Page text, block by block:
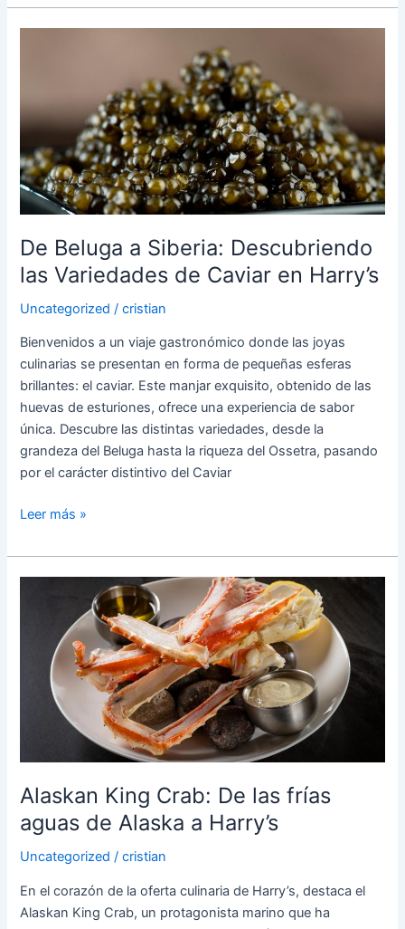
De Beluga a Siberia: Descubriendo
las Variedades de Caviar en Harry’s
Uncategorized /cristian
Bienvenidos a un viaje gastronómico donde las joyas
culinarias se presentan en forma de pequeñas esferas
brillantes: el caviar. Este manjar exquisito, obtenido de las
huevas de esturiones, ofrece una experiencia de sabor
única. Descubre las distintas variedades, desde la
grandeza del Beluga hasta la riqueza del Ossetra, pasando
por el carácter distintivo del Caviar
Descubriendo
las
Variedades
de
Caviar
Harry’s
Leer más »
Alaskan King Crab: De las frías
aguas de Alaska a Harry’s
Uncategorized /cristian
En el corazón de la oferta culinaria de Harry’s, destaca el
Alaskan King Crab, un protagonista marino que ha
Alaska
Harry’s